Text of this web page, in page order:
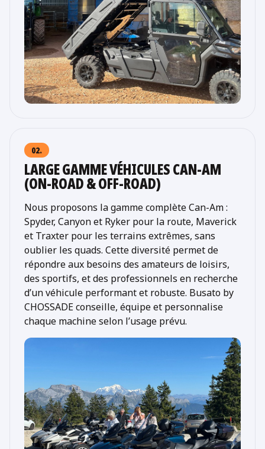
02.
LARGE GAMME VÉHICULES CAN-AM
(ON-ROAD & OFF-ROAD)
Nous proposons la gamme complète Can-Am :
Spyder, Canyon et Ryker pour la route, Maverick
et Traxter pour les terrains extrêmes, sans
oublier les quads. Cette diversité permet de
répondre aux besoins des amateurs de loisirs,
des sportifs, et des professionnels en recherche
d’un véhicule performant et robuste. Busato by
CHOSSADE conseille, équipe et personnalise
chaque machine selon l’usage prévu.